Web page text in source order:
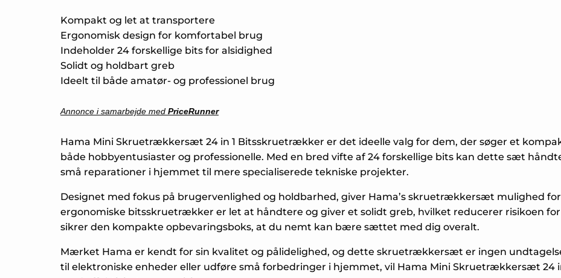
Kompakt og let at transportere
Ergonomisk design for komfortabel brug
Indeholder 24 forskellige bits for alsidighed
Solidt og holdbart greb
Ideelt til både amatør- og professionel brug
Annonce i samarbejde med PriceRunner
Hama Mini Skruetrækkersæt 24 in 1 Bitsskruetrækker er det ideelle valg for dem, der søger et
både hobbyentusiaster og professionelle. Med en bred vifte af 24 forskellige bits kan dette sæt
små reparationer i hjemmet til mere specialiserede tekniske projekter.
Designet med fokus på brugervenlighed og holdbarhed, giver Hama’s skruetrækkersæt mulighed
ergonomiske bitsskruetrækker er let at håndtere og giver et solidt greb, hvilket reducerer risikoen
sikrer den kompakte opbevaringsboks, at du nemt kan bære sættet med dig overalt.
Mærket Hama er kendt for sin kvalitet og pålidelighed, og dette skruetrækkersæt er ingen
til elektroniske enheder eller udføre små forbedringer i hjemmet, vil Hama Mini Skruetrækkersæt 24